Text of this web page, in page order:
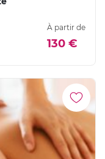
À partir de
130 €